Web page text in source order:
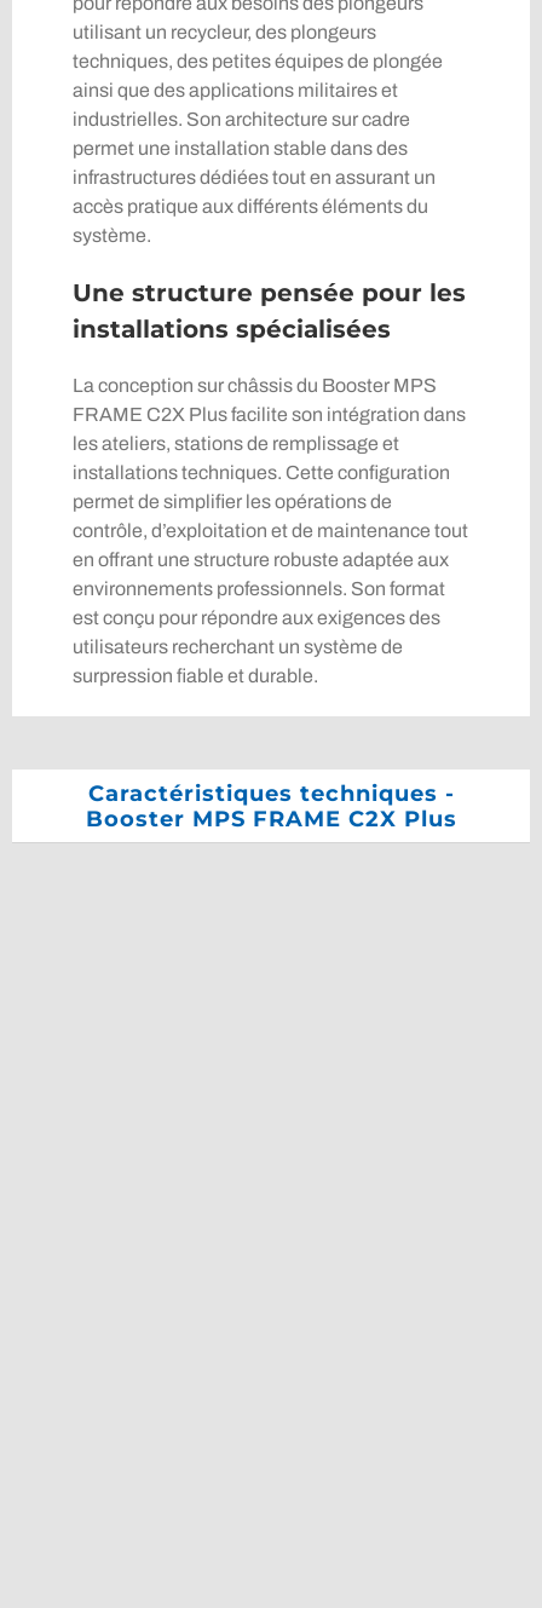
utilisant un recycleur, des plongeurs
techniques, des petites équipes de plongée
ainsi que des applications militaires et
industrielles. Son architecture sur cadre
permet une installation stable dans des
infrastructures dédiées tout en assurant un
accès pratique aux différents éléments du
système.
Une structure pensée pour les
installations spécialisées
La conception sur châssis du Booster MPS
FRAME C2X Plus facilite son intégration dans
les ateliers, stations de remplissage et
installations techniques. Cette configuration
permet de simplifier les opérations de
contrôle, d’exploitation et de maintenance tout
en offrant une structure robuste adaptée aux
environnements professionnels. Son format
est conçu pour répondre aux exigences des
utilisateurs recherchant un système de
surpression fiable et durable.
Caractéristiques techniques -
Booster MPS FRAME C2X Plus